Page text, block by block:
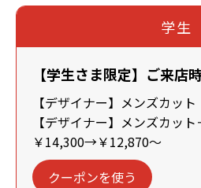
学生
【学生さま限定】ご来店
【デザイナー】メンズカッ
【デザイナー】メンズカッ
￥14,300→￥12,870～
クーポンを使う